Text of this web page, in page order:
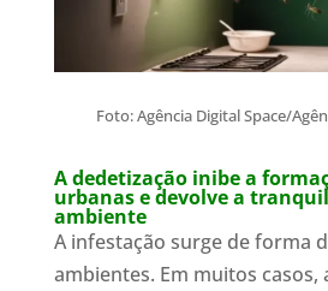
Foto: Agência Digital Space/
A dedetização inibe a
urbanas e devolve a
ambiente
A infestação surge de forma
ambientes. Em muitos casos,